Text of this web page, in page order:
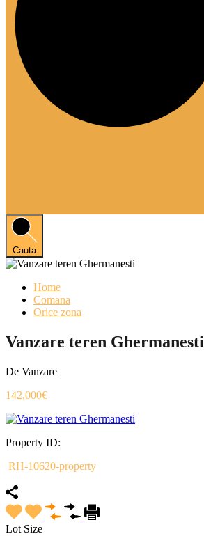
Cauta
Home
Comana
Orice zona
Vanzare teren Ghermanesti
De Vanzare
142,000€
Property ID:
RH-10620-property
Lot Size